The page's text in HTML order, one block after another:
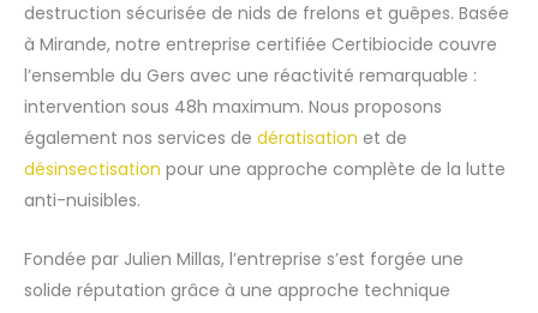
destruction sécurisée de nids de frelons et guêpes. Basée
à Mirande, notre entreprise certifiée Certibiocide couvre
l’ensemble du Gers avec une réactivité remarquable :
intervention sous 48h maximum. Nous proposons
également nos services de dératisation et de
désinsectisation pour une approche complète de la lutte
anti-nuisibles.
Fondée par Julien Millas, l’entreprise s’est forgée une
solide réputation grâce à une approche technique